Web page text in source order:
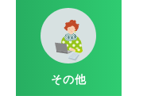
その他